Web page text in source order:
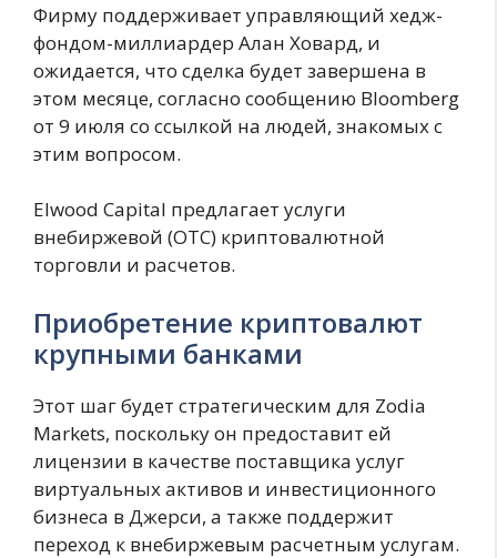
Фирму поддерживает управляющий хедж-
фондом-миллиардер Алан Ховард, и
ожидается, что сделка будет завершена в
этом месяце, согласно сообщению Bloomberg
от 9 июля со ссылкой на людей, знакомых с
этим вопросом.
Elwood Capital предлагает услуги
внебиржевой (OTC) криптовалютной
торговли и расчетов.
Приобретение криптовалют
крупными банками
Этот шаг будет стратегическим для Zodia
Markets, поскольку он предоставит ей
лицензии в качестве поставщика услуг
виртуальных активов и инвестиционного
бизнеса в Джерси, а также поддержит
переход к внебиржевым расчетным услугам.